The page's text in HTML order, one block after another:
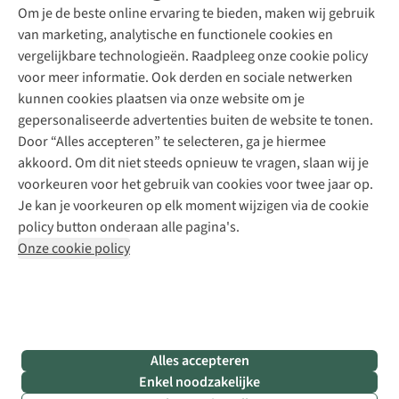
Om je de beste online ervaring te bieden, maken wij gebruik
van marketing, analytische en functionele cookies en
vergelijkbare technologieën. Raadpleeg onze cookie policy
voor meer informatie. Ook derden en sociale netwerken
kunnen cookies plaatsen via onze website om je
gepersonaliseerde advertenties buiten de website te tonen.
Door “Alles accepteren” te selecteren, ga je hiermee
akkoord. Om dit niet steeds opnieuw te vragen, slaan wij je
voorkeuren voor het gebruik van cookies voor twee jaar op.
Je kan je voorkeuren op elk moment wijzigen via de cookie
policy button onderaan alle pagina's.
Onze cookie policy
Alles accepteren
Enkel noodzakelijke
Schoenherstelling
Kledingherstelling
Retouches
Voor bedrijven
Explore Academy
Explore Camp
Gear Check
Inspiratie & advies
Meld je aan voor de nieuwsbrief
Follow us
Disclaimer Privacy Policy
Algemene voorwaarden
Cookie Policy